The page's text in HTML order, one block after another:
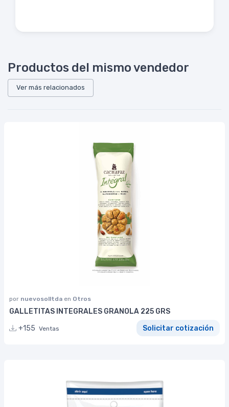
Productos del mismo vendedor
Ver más relacionados
por nuevosolltda en Otros
GALLETITAS INTEGRALES GRANOLA 225 GRS
+155 Ventas Solicitar cotización